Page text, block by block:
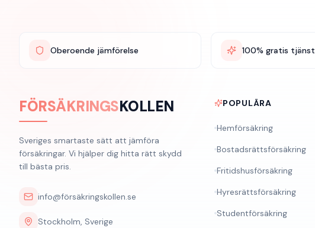
Oberoende jämförelse 100% gratis tjänst
FÖRSÄKRINGSKOLLEN
Sveriges smartaste sätt att jämföra
försäkringar. Vi hjälper dig hitta rätt skydd
till bästa pris.
info@försäkringskollen.se
Stockholm, Sverige
POPULÄRA
Hemförsäkring
Bostadsrättsförsäkring
Fritidshusförsäkring
Hyresrättsförsäkring
Studentförsäkring